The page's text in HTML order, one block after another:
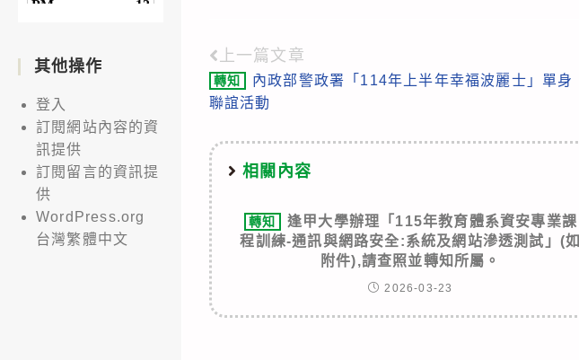
Read
more
上一篇文章
轉知
內政部警政署「114年上半年幸福波麗士」單身
聯誼活動
相關內容
轉知
逢甲大學辦理「115年教育體系資安專業課
程訓練-通訊與網路安全:系統及網站滲透測試」(如
附件),請查照並轉知所屬。
2026-03-23
其他操作
登入
訂閱網站內容的資
訊提供
訂閱留言的資訊提
供
WordPress.org
台灣繁體中文